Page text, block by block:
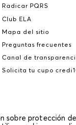
Radicar PQRS
Club ELA
Mapa del sitio
Preguntas frecuentes
Canal de
Solicita tu cupo
sobre protección